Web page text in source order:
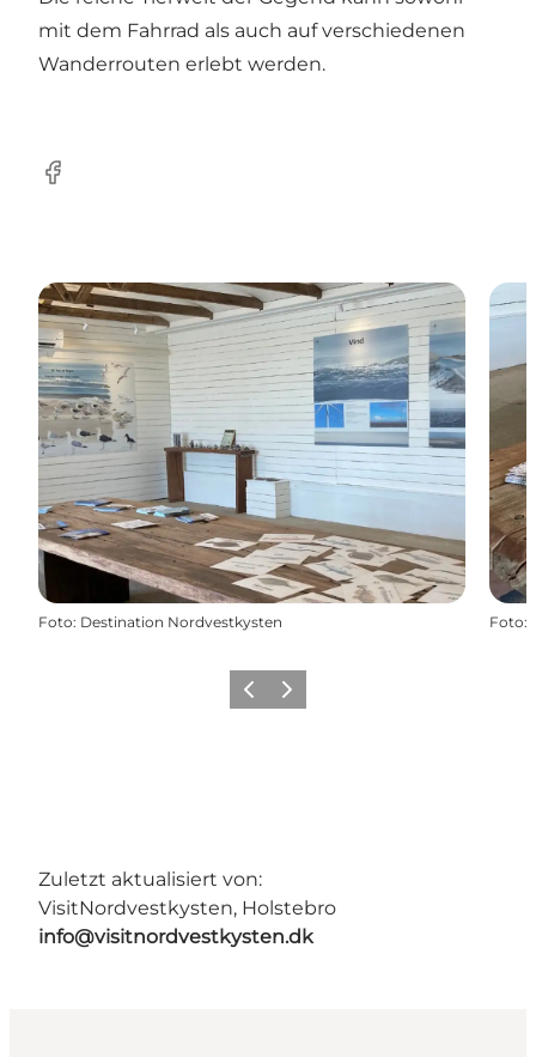
mit dem Fahrrad als auch auf verschiedenen
Wanderrouten erlebt werden.
Facebook
Foto: Destination Nordvestkysten Foto:
ZurückWeiter
Zuletzt aktualisiert von:
VisitNordvestkysten, Holstebro
info@visitnordvestkysten.dk